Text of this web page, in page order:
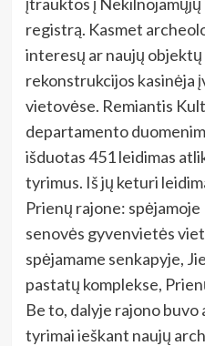
registrą. Kasmet
interesų ar naujų
rekonstrukcijos kasinėja
vietovėse. Remiantis
departamento
išduotas 451 leidimas
tyrimus. Iš jų keturi
Prienų rajone:
senovės gyvenvietės
spėjamame senkapyje,
pastatų komplekse,
Be to, dalyje rajono
tyrimai ieškant naujų